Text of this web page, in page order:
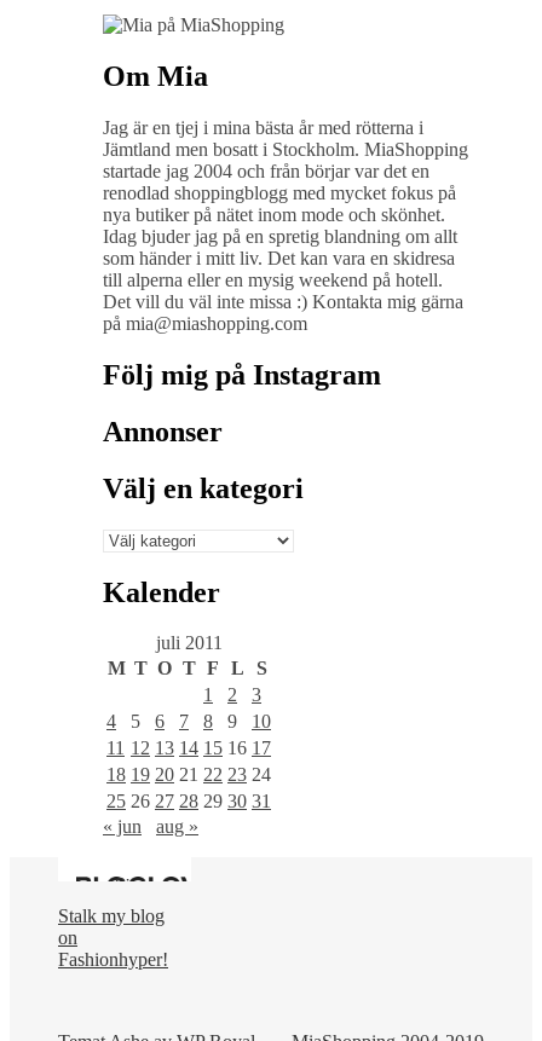
Om Mia
Jag är en tjej i mina bästa år med rötterna i
Jämtland men bosatt i Stockholm. MiaShopping
startade jag 2004 och från börjar var det en
renodlad shoppingblogg med mycket fokus på
nya butiker på nätet inom mode och skönhet.
Idag bjuder jag på en spretig blandning om allt
som händer i mitt liv. Det kan vara en skidresa
till alperna eller en mysig weekend på hotell.
Det vill du väl inte missa :) Kontakta mig gärna
på mia@miashopping.com
Följ mig på Instagram
Annonser
Välj en kategori
Välj
kategori
Kalender
juli 2011
M T O T F L
S
1
2
3
4
5 6 7 8 9
10
11 12 13 14 15 16 17
18 19 20 21 22 23 24
25 26 27 28 29 30 31
« jun
aug »
Stalk my blog
on
Fashionhyper!